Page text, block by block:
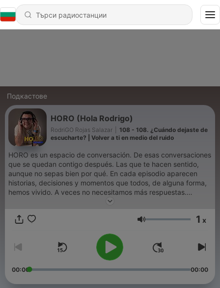
Подкастове
HORO (Hola Rodrigo)
RodriGO Rojas Salazar
108 - 108. ¿Cuándo dejaste de
escucharte? | Volver a ti en medio del ruido
HORO es un espacio de conversación. De esas conversaciones
que se quedan contigo después. Las que te hacen sentido,
aunque no sepas bien por qué. En cada episodio aparecen
historias, decisiones y momentos que todos, de alguna forma,
hemos vivido. A veces no necesitamos más respuestas.
Necesitamos entender mejor lo que nos está pasando. Este
pasa 🔵 Ordenar lo que tienes dando vueltas 🟠 Expandir lo
Сила на звука
1 x
00:00 00:00